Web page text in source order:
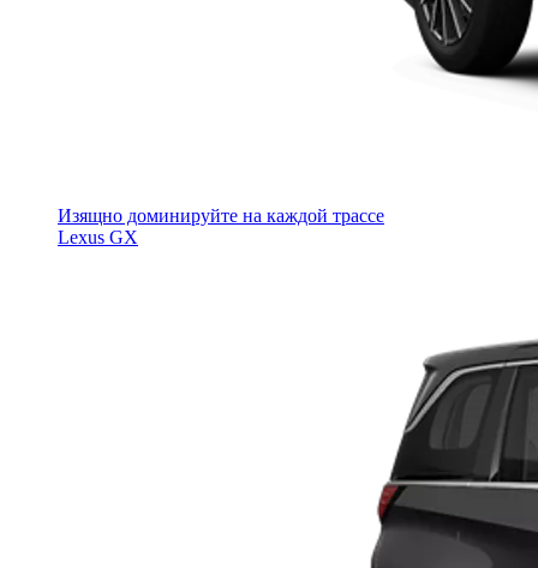
Изящно доминируйте на каждой трассе
Lexus GX